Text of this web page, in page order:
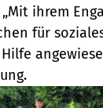
„Mit ihrem
für